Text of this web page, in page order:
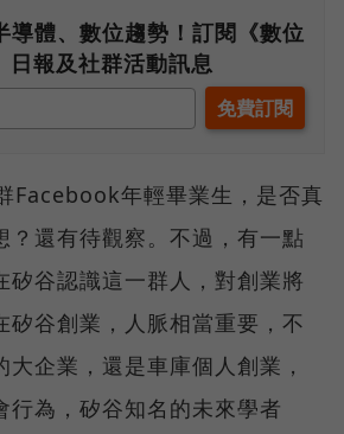
導體、數位趨勢！訂閱《數位
日報及社群活動訊息
Facebook年輕畢業生，是否真
？還有待觀察。不過，有一點
矽谷認識這一群人，對創業將
矽谷創業，人脈相當重要，不
企業，還是車庫個人創業，
行為，矽谷知名的未來學者